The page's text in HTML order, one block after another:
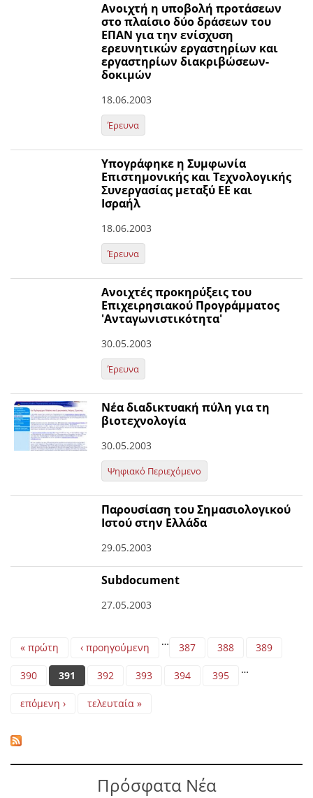
Ανοιχτή η υποβολή προτάσεων
στο πλαίσιο δύο δράσεων του
ΕΠΑΝ για την ενίσχυση
ερευνητικών εργαστηρίων και
εργαστηρίων διακριβώσεων-
δοκιμών
18.06.2003
Έρευνα
Υπογράφηκε η Συμφωνία
Επιστημονικής και Τεχνολογικής
Συνεργασίας μεταξύ ΕΕ και
Ισραήλ
18.06.2003
Έρευνα
Ανοιχτές προκηρύξεις του
Επιχειρησιακού Προγράμματος
'Ανταγωνιστικότητα'
30.05.2003
Έρευνα
Νέα διαδικτυακή πύλη για τη
βιοτεχνολογία
30.05.2003
Ψηφιακό Περιεχόμενο
Παρουσίαση του Σημασιολογικού
Ιστού στην Ελλάδα
29.05.2003
Subdocument
27.05.2003
Pages
« πρώτη ‹ προηγούμενη … 387 388 389
390 391 392 393 394 395 …
επόμενη › τελευταία »
Πρόσφατα Νέα